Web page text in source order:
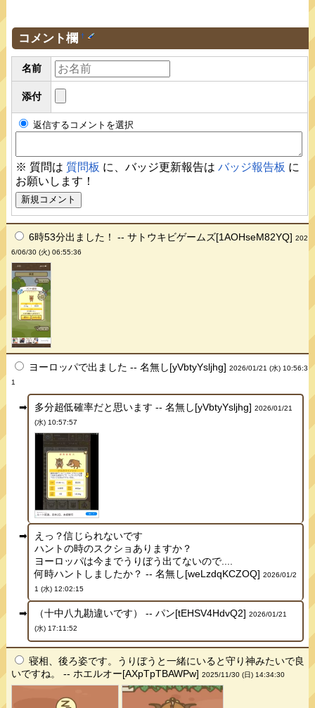
コメント欄 †
名前
添付
返信するコメントを選択
※ 質問は 質問板 に、バッジ更新報告はバッジ報告板 に
お願いします！
6時53分出ました！ -- サトウキビゲームズ[1AOHseM82YQ]202
6/06/30 (火) 06:55:36
ヨーロッパで出ました -- 名無し[yVbtyYsljhg]2026/01/21 (水) 10:56:3
1
多分超低確率だと思います -- 名無し[yVbtyYsljhg] 2026/01/21
(水) 10:57:57
えっ？信じられないです
ハントの時のスクショありますか？
ヨーロッパは今までうりぼう出てないので....
何時ハントしましたか？ -- 名無し[weLzdqKCZOQ] 2026/01/2
1 (水) 12:02:15
（十中八九勘違いです） -- パン[tEHSV4HdvQ2] 2026/01/21
(水) 17:11:52
寝相、後ろ姿です。うりぼうと一緒にいると守り神みたいで良
いですね。 -- ホエルオー[AXpTpTBAWPw]2025/11/30 (日) 14:34:30